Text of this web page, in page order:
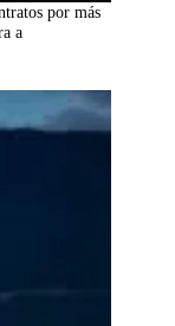
por más
a